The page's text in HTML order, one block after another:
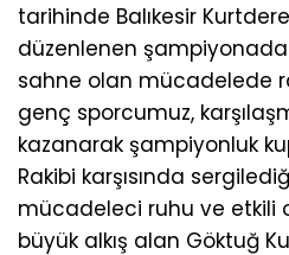
tarihinde Balıkesir
düzenlenen
sahne olan mücadelede
genç sporcumuz,
kazanarak şampiyonluk
Rakibi karşısında
mücadeleci ruhu ve etkili
büyük alkış alan Göktuğ